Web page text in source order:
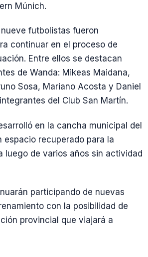
Múnich.
futbolistas fueron
continuar en el proceso de
Entre ellos se destacan
de Wanda: Mikeas Maidana,
Sosa, Mariano Acosta y Daniel
del Club San Martín.
en la cancha municipal del
espacio recuperado para la
luego de varios años sin actividad
participando de nuevas
con la posibilidad de
provincial que viajará a